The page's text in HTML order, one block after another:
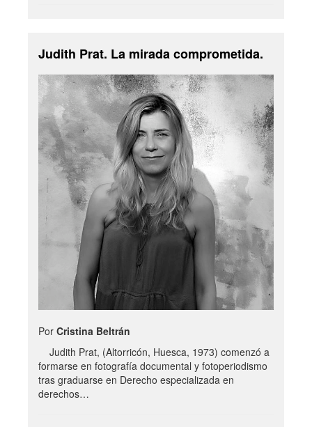
Judith Prat. La mirada comprometida.
Por Cristina Beltrán
Judith Prat, (Altorricón, Huesca, 1973) comenzó a
formarse en fotografía documental y fotoperiodismo
tras graduarse en Derecho especializada en
derechos…